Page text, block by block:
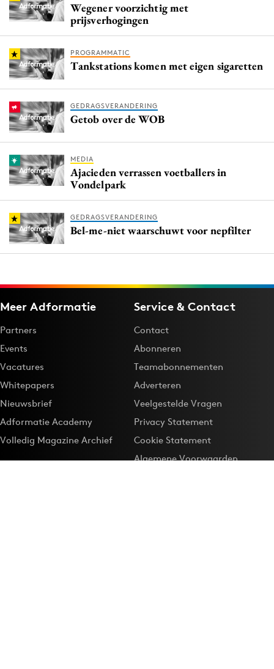
Wegener voorzichtig met
prijsverhogingen
PROGRAMMATIC
Tankstations komen met eigen sigaretten
GEDRAGSVERANDERING
Getob over de WOB
MEDIA
Ajacieden verrassen voetballers in
Vondelpark
GEDRAGSVERANDERING
Bel-me-niet waarschuwt voor nepfilter
Meer Adformatie
Partners
Events
Vacatures
Whitepapers
Nieuwsbrief
Adformatie Academy
Volledig Magazine Archief
Service & Contact
Contact
Abonneren
Teamabonnementen
Adverteren
Veelgestelde Vragen
Privacy Statement
Cookie Statement
Algemene Voorwaarden